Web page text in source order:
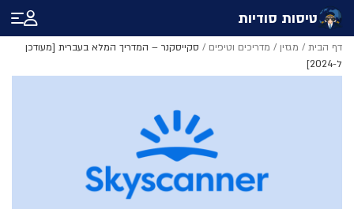
טיסות סודיות
דף הבית / מגזין / מדריכים וטיפים / סקייסקנר – המדריך המלא בעברית [מעודכן
ל-2024]